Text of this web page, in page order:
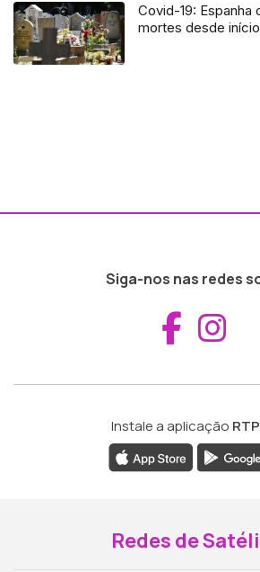
Covid-19: Espanha
mortes desde
Siga-nos nas redes
Instale a aplicação
Redes de